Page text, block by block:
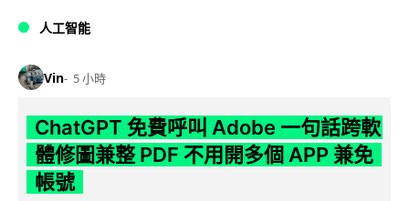
人工智能
Vin 5 小時
ChatGPT 免費呼叫 Adobe 一句話跨軟
體修圖兼整 PDF 不用開多個 APP 兼免
帳號